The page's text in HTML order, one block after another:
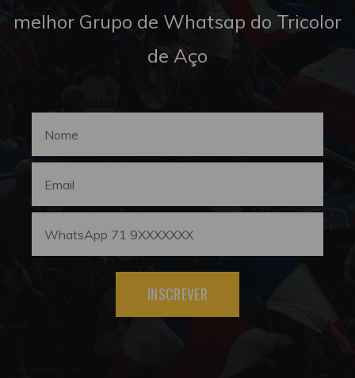
melhor Grupo de Whatsap do Tricolor
de Aço
INSCREVER